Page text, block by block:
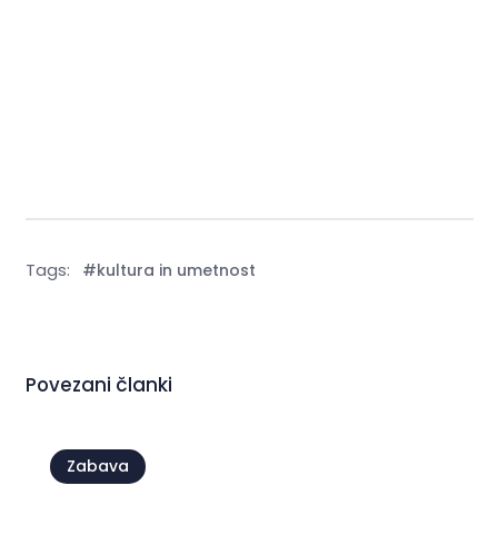
Tags: #kultura in umetnost
Povezani članki
Zabava